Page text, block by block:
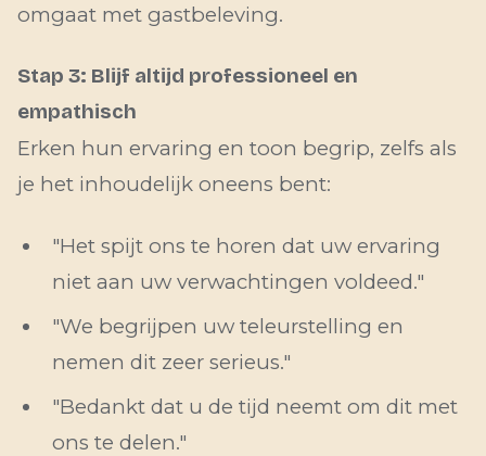
omgaat met gastbeleving.
Stap 3: Blijf altijd professioneel en
empathisch
Erken hun ervaring en toon begrip, zelfs als
je het inhoudelijk oneens bent:
"Het spijt ons te horen dat uw ervaring
niet aan uw verwachtingen voldeed."
"We begrijpen uw teleurstelling en
nemen dit zeer serieus."
"Bedankt dat u de tijd neemt om dit met
ons te delen."